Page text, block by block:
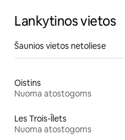
Lankytinos vietos
Šaunios vietos netoliese
Oistins
Nuoma atostogoms
Les Trois-Îlets
Nuoma atostogoms